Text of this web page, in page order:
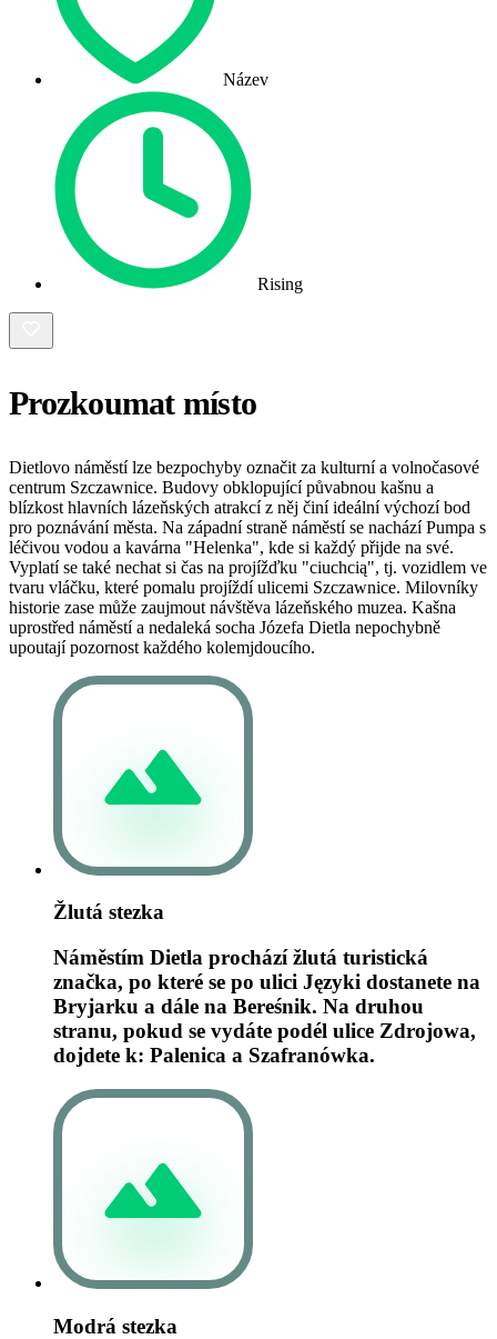
Název
Rising
Prozkoumat místo
Dietlovo náměstí lze bezpochyby označit za kulturní a volnočasové
centrum Szczawnice. Budovy obklopující půvabnou kašnu a
blízkost hlavních lázeňských atrakcí z něj činí ideální výchozí bod
pro poznávání města. Na západní straně náměstí se nachází Pumpa s
léčivou vodou a kavárna "Helenka", kde si každý přijde na své.
Vyplatí se také nechat si čas na projížďku "ciuchcią", tj. vozidlem ve
tvaru vláčku, které pomalu projíždí ulicemi Szczawnice. Milovníky
historie zase může zaujmout návštěva lázeňského muzea. Kašna
uprostřed náměstí a nedaleká socha Józefa Dietla nepochybně
upoutají pozornost každého kolemjdoucího.
Žlutá stezka
Náměstím Dietla prochází žlutá turistická
značka, po které se po ulici Języki dostanete na
Bryjarku a dále na Bereśnik. Na druhou
stranu, pokud se vydáte podél ulice Zdrojowa,
dojdete k: Palenica a Szafranówka.
Modrá stezka